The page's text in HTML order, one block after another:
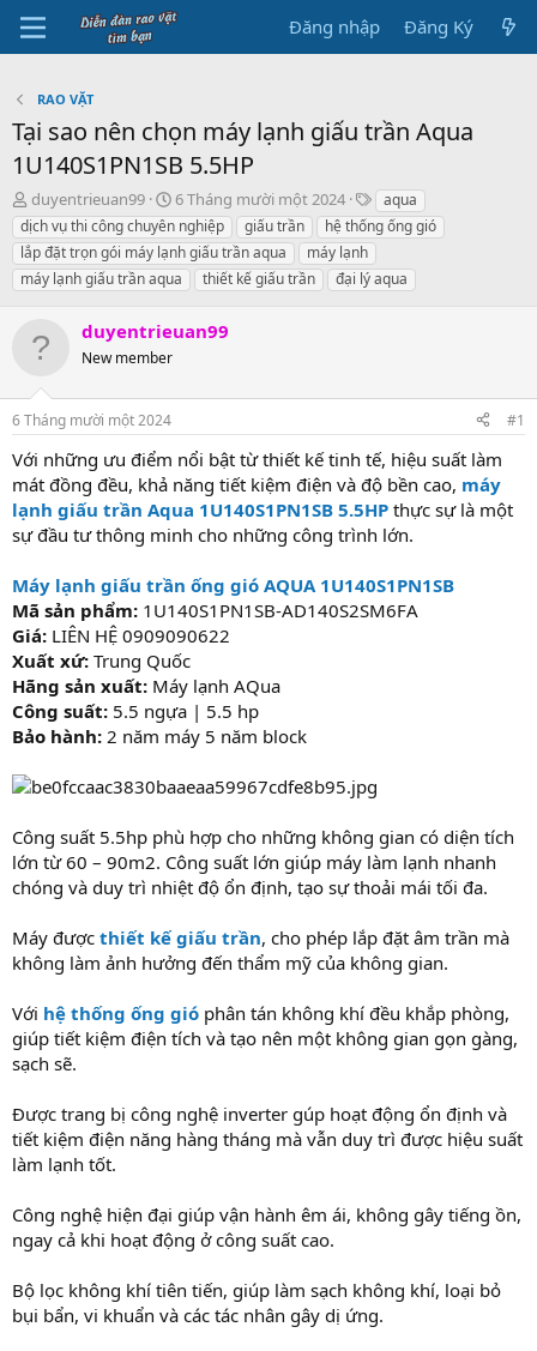
Đăng nhập Đăng Ký
RAO VẶT
Tại sao nên chọn máy lạnh giấu trần Aqua
1U140S1PN1SB 5.5HP
B
ắ
t
đ
ầ
duyentrieuan99
N
g
à
y
b
t
6 Tháng mười một 2024
T
h
ẻ
aqua
dịch vụ thi công chuyên nghiệp
giấu trần
hệ thống ống gió
lắp đặt trọn gói máy lạnh giấu trần aqua
máy lạnh
máy lạnh giấu trần aqua
thiết kế giấu trần đại lý aqua
duyentrieuan99
New member
6 Tháng mười một 2024 #1
Với những ưu điểm nổi bật từ thiết kế tinh tế, hiệu suất làm
mát đồng đều, khả năng tiết kiệm điện và độ bền cao, máy
lạnh giấu trần Aqua 1U140S1PN1SB 5.5HP thực sự là một
sự đầu tư thông minh cho những công trình lớn.
Máy lạnh giấu trần ống gió AQUA 1U140S1PN1SB
Mã sản phẩm: 1U140S1PN1SB-AD140S2SM6FA
Giá: LIÊN HỆ 0909090622
Xuất xứ: Trung Quốc
Hãng sản xuất: Máy lạnh AQua
Công suất: 5.5 ngựa | 5.5 hp
Bảo hành: 2 năm máy 5 năm block
Công suất 5.5hp phù hợp cho những không gian có diện tích
lớn từ 60 – 90m2. Công suất lớn giúp máy làm lạnh nhanh
chóng và duy trì nhiệt độ ổn định, tạo sự thoải mái tối đa.
Máy được thiết kế giấu trần, cho phép lắp đặt âm trần mà
không làm ảnh hưởng đến thẩm mỹ của không gian.
Với hệ thống ống gió phân tán không khí đều khắp phòng,
giúp tiết kiệm điện tích và tạo nên một không gian gọn gàng,
sạch sẽ.
Được trang bị công nghệ inverter gúp hoạt động ổn định và
tiết kiệm điện năng hàng tháng mà vẫn duy trì được hiệu suất
làm lạnh tốt.
Công nghệ hiện đại giúp vận hành êm ái, không gây tiếng ồn,
ngay cả khi hoạt động ở công suất cao.
Bộ lọc không khí tiên tiến, giúp làm sạch không khí, loại bỏ
bụi bẩn, vi khuẩn và các tác nhân gây dị ứng.